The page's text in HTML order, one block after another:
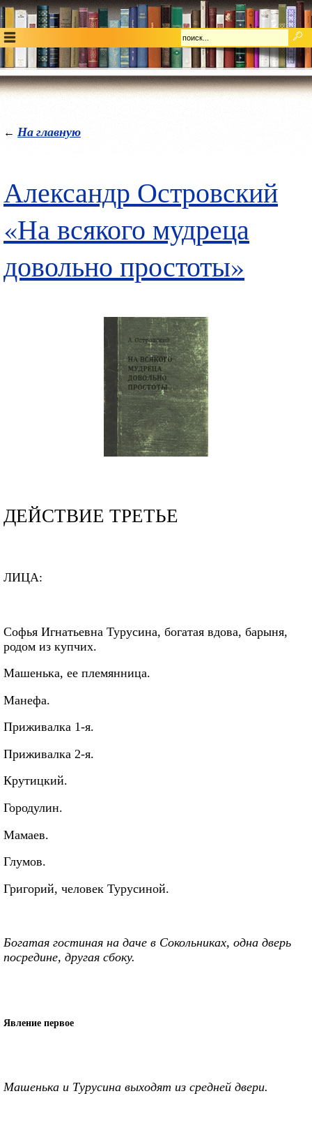
← На главную
Александр Островский
«На всякого мудреца
довольно простоты»
ДЕЙСТВИЕ ТРЕТЬЕ
ЛИЦА:
Софья Игнатьевна Турусина, богатая вдова, барыня,
родом из купчих.
Машенька, ее племянница.
Манефа.
Приживалка 1-я.
Приживалка 2-я.
Крутицкий.
Городулин.
Мамаев.
Глумов.
Григорий, человек Турусиной.
Богатая гостиная на даче в Сокольниках, одна дверь
посредине, другая сбоку.
Явление первое
Машенька и Турусина выходят из средней двери.